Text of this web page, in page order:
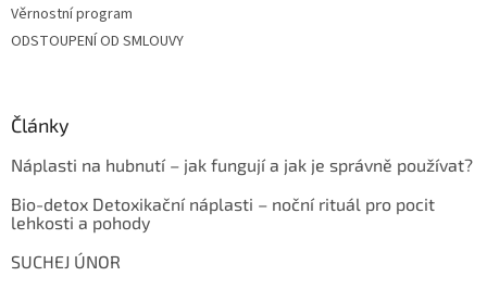
Věrnostní program
ODSTOUPENÍ OD SMLOUVY
Články
Náplasti na hubnutí – jak fungují a jak je správně používat?
Bio-detox Detoxikační náplasti – noční rituál pro pocit
lehkosti a pohody
SUCHEJ ÚNOR